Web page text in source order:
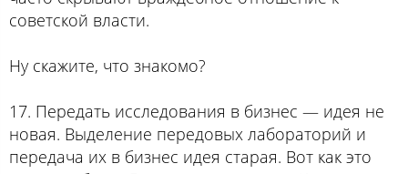
советской власти.
Ну скажите, что знакомо?
17. Передать исследования в бизнес — идея не
новая. Выделение передовых лабораторий и
передача их в бизнес идея старая. Вот как это